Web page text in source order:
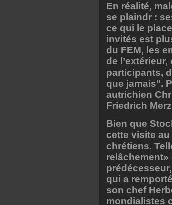
En réalité,
se plaindr :
ce qui le
invités est
du FEM, les
de
participants,
que jamais".
autrichien
Friedrich
Bien que
cette visite
chrétiens.
qui a
son chef
mondialistes